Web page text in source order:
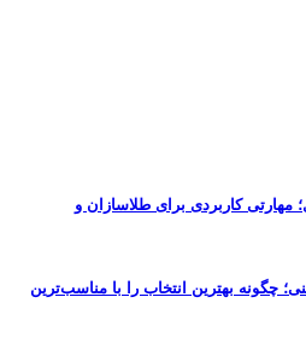
مهارتی کاربردی برای طلاسازان و
چگونه بهترین انتخاب را با مناسب‌ترین